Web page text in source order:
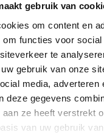
gebruik van
om content en
om functies voor
te
gebruik van onze
media, adverteren
deze gegevens
aan ze heeft verstrekt
van uw gebruik
Versteend
Zwart, Beige,
ook